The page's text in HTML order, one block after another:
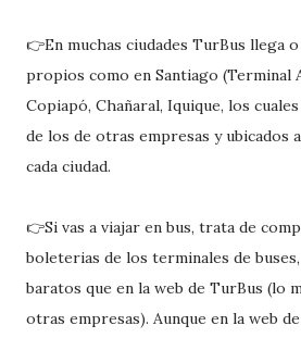
👉En muchas ciudades TurBus llega
propios como en Santiago (Terminal
Copiapó, Chañaral, Iquique, los
de los de otras empresas y ubicados
cada ciudad.
👉Si vas a viajar en bus, trata de
boleterias de los terminales de buses,
baratos que en la web de TurBus (lo
otras empresas). Aunque en la web